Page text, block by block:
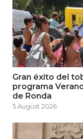
Gran éxito del
programa
de Ronda
5 August 2026